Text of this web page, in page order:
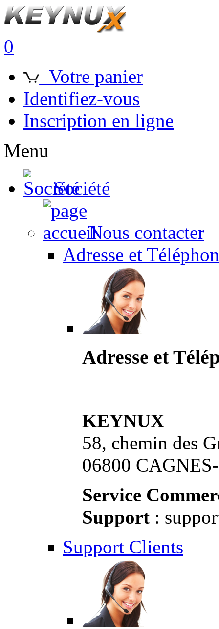
0
Votre panier
Identifiez-vous
Inscription en ligne
Menu
Société
Nous contacter
Adresse et
Adresse et
KEYNUX
58, chemin des
06800
Service
Support :
Support Clients